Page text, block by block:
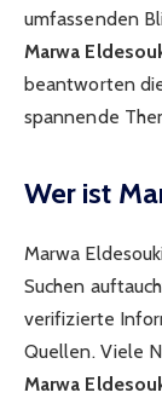
umfassenden
Marwa
beantworten
spannende
Wer ist
Marwa
Suchen
verifizierte
Quellen. Viele
Marwa